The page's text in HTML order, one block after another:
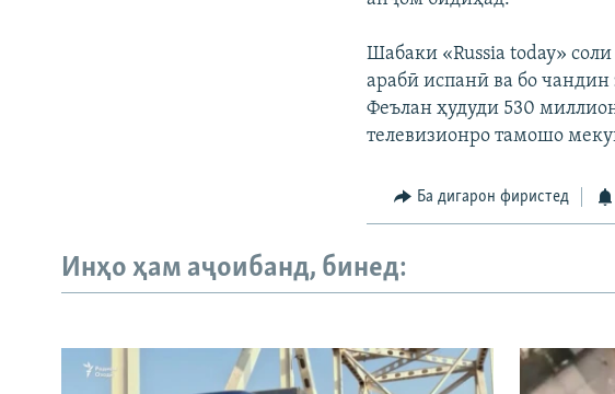
Шабаки «Russia today»
арабӣ испанӣ ва бо
Феълан ҳудуди 530
телевизионро тамошо
Ба дигарон фиристед
Инҳо ҳам аҷоибанд, бинед: